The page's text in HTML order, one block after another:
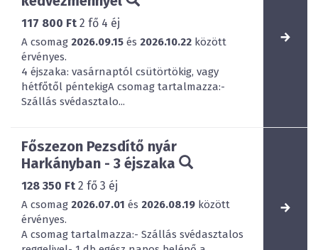
117 800 Ft 2 fő 4 éj
A csomag 2026.09.15 és 2026.10.22 között
érvényes.
4 éjszaka: vasárnaptól csütörtökig, vagy
hétfőtől péntekigA csomag tartalmazza:-
Szállás svédasztalo...
Főszezon Pezsdítő nyár
Harkányban - 3 éjszaka
128 350 Ft 2 fő 3 éj
A csomag 2026.07.01 és 2026.08.19 között
érvényes.
A csomag tartalmazza:- Szállás svédasztalos